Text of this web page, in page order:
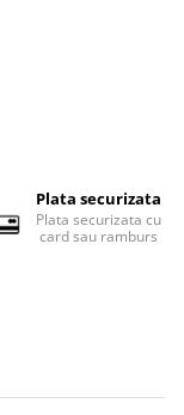
Plata securizata
Plata securizata cu
card sau ramburs